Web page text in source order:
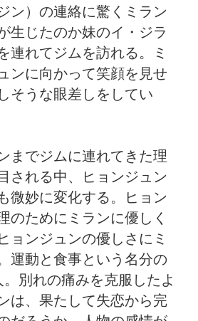
ン）の連絡に驚くミラン
生じたのか妹のイ・ジラ
連れてジムを訪れる。ミ
ンに向かって笑顔を見せ
そうな眼差しをしてい
までジムに連れてきた理
される中、ヒョンジュン
微妙に変化する。ヒョン
のためにミランに優しく
ョンジュンの優しさにミ
運動と食事という名分の
別れの痛みを克服したよ
は、果たして失恋から完